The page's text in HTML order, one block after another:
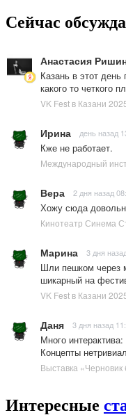
Сейчас
Анастасия
Казань в этот
какого то четкого
VK Fest в Казани
Ирина день назад
Кже не работает.
Международный
Вера 2 дня назад
Хожу сюда
Кинотеатр Синема
Марина 3 дня
Шли пешком через
шикарный на
VK Fest в Казани
Даня 3 дня назад
Много
Концепты
Выставка «Черновик
Интересные